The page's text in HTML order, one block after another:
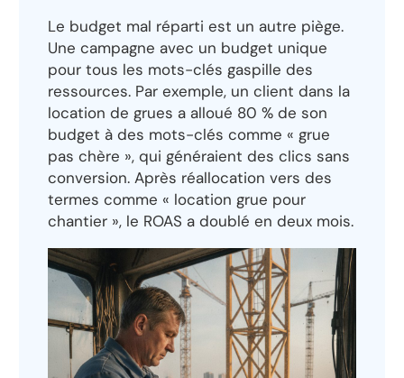
Le budget mal réparti est un autre piège.
Une campagne avec un budget unique
pour tous les mots-clés gaspille des
ressources. Par exemple, un client dans la
location de grues a alloué 80 % de son
budget à des mots-clés comme « grue
pas chère », qui généraient des clics sans
conversion. Après réallocation vers des
termes comme « location grue pour
chantier », le ROAS a doublé en deux mois.